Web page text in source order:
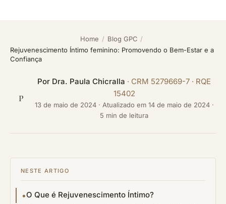
Home / Blog GPC /
Rejuvenescimento Íntimo feminino: Promovendo o Bem-Estar e a
Confiança
P
Por Dra. Paula Chicralla · CRM 5279669-7 · RQE
15402
13 de maio de 2024· Atualizado em 14 de maio de 2024 ·
5 min de leitura
NESTE ARTIGO
O Que é Rejuvenescimento Íntimo?